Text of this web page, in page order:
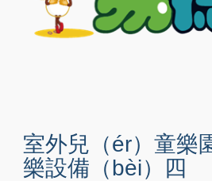
室外兒（ér）童樂
樂設備（bèi）四